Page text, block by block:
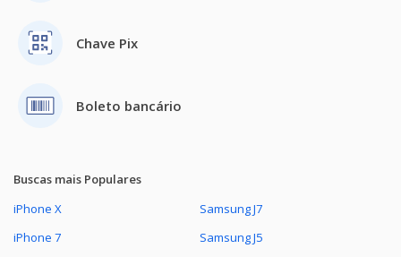
Chave Pix
Boleto bancário
Buscas mais Populares
iPhone X
Samsung J7
iPhone 7
Samsung J5